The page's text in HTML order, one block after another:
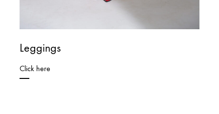
Leggings
Click here